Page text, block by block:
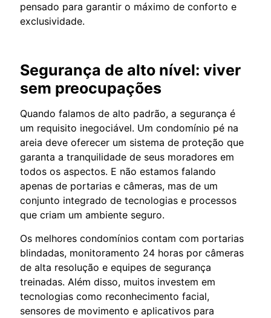
pensado para garantir o máximo de conforto e
exclusividade.
Segurança de alto nível: viver
sem preocupações
Quando falamos de alto padrão, a segurança é
um requisito inegociável. Um condomínio pé na
areia deve oferecer um sistema de proteção que
garanta a tranquilidade de seus moradores em
todos os aspectos. E não estamos falando
apenas de portarias e câmeras, mas de um
conjunto integrado de tecnologias e processos
que criam um ambiente seguro.
Os melhores condomínios contam com portarias
blindadas, monitoramento 24 horas por câmeras
de alta resolução e equipes de segurança
treinadas. Além disso, muitos investem em
tecnologias como reconhecimento facial,
sensores de movimento e aplicativos para